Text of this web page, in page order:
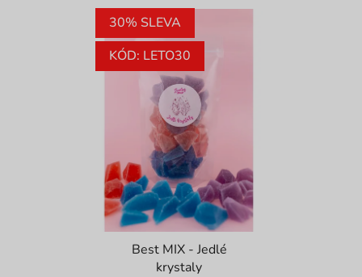
30% SLEVA
KÓD: LETO30
Best MIX - Jedlé
krystaly